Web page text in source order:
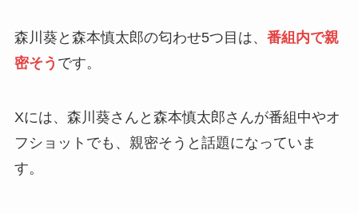
森川葵と森本慎太郎の匂わせ5つ目は、 番組内で親
密そう です。
Xには、森川葵さんと森本慎太郎さんが番組中やオ
フショットでも、親密そうと話題になっていま
す。